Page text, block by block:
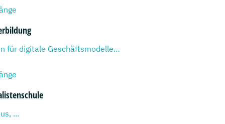
Spezialist*in für digitale Geschäftsmodelle, ...
...